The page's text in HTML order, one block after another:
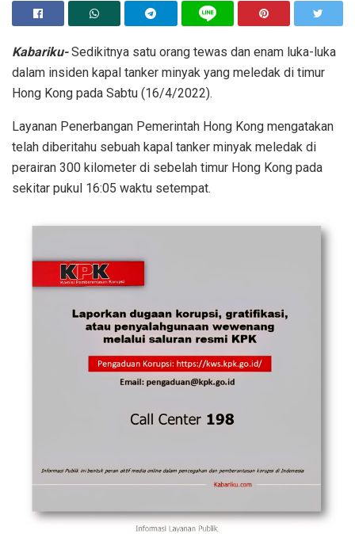
Kabariku- Sedikitnya satu orang tewas dan enam luka-luka
dalam insiden kapal tanker minyak yang meledak di timur
Hong Kong pada Sabtu (16/4/2022).
Layanan Penerbangan Pemerintah Hong Kong mengatakan
telah diberitahu sebuah kapal tanker minyak meledak di
perairan 300 kilometer di sebelah timur Hong Kong pada
sekitar pukul 16:05 waktu setempat.